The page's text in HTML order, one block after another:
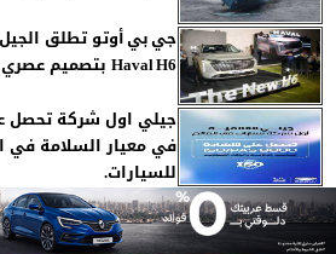
جي بي أوتو تطلق
Haval H6 بتصميم عصري وتجهيزات ذكية
في معيار السلامة في
للسيارات.